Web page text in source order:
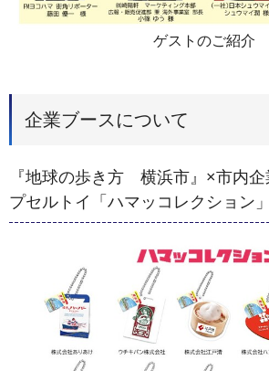
ゲストのご紹介
企業ブースについて
『地球の歩き方 横浜市』×市内企
プセルトイ「ハマッコレクション」